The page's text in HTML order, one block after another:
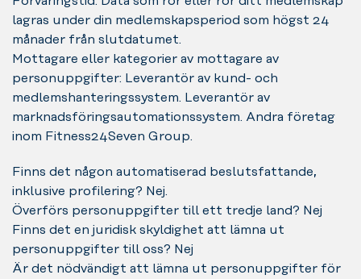
lagras under din medlemskapsperiod som högst 24
månader från slutdatumet.
Mottagare eller kategorier av mottagare av
personuppgifter: Leverantör av kund- och
medlemshanteringssystem. Leverantör av
marknadsföringsautomationssystem. Andra företag
inom Fitness24Seven Group.
Finns det någon automatiserad beslutsfattande,
inklusive profilering? Nej.
Överförs personuppgifter till ett tredje land? Nej
Finns det en juridisk skyldighet att lämna ut
personuppgifter till oss? Nej
Är det nödvändigt att lämna ut personuppgifter för